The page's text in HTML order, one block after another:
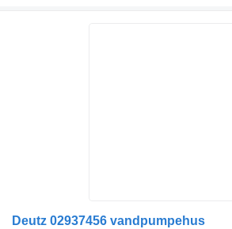
Deutz 02937456 vandpumpehus